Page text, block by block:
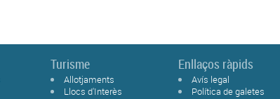
Turisme
Allotjaments
Llocs d'Interès
Enllaços ràpids
Avís legal
Política de galetes